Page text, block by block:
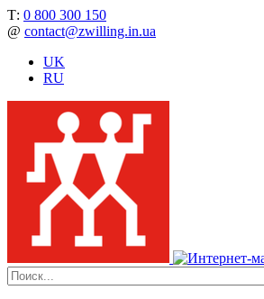
Т: 0 800 300 150
@ contact@zwilling.in.ua
UK
RU